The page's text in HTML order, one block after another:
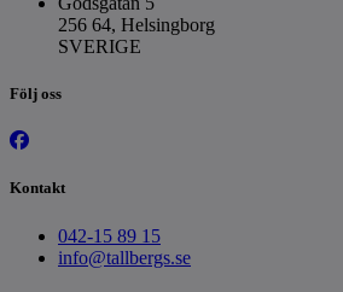
256 64, Helsingborg
SVERIGE
Följ oss
Kontakt
042-15 89 15
info@tallbergs.se